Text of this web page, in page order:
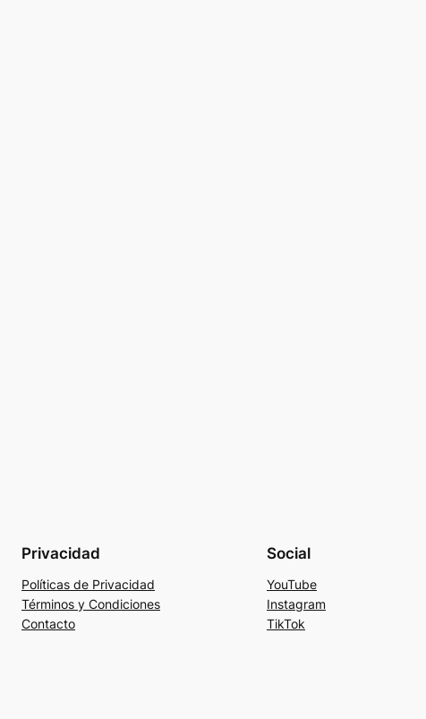
Privacidad
Políticas de Privacidad
Términos y Condiciones
Contacto
Social
YouTube
Instagram
TikTok